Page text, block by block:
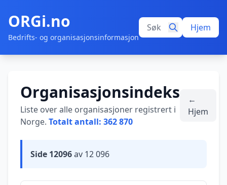
ORGi.no
Bedrifts- og organisasjonsinformasjon
Hjem
Organisasjonsindeks
Liste over alle organisasjoner registrert i
Norge. Totalt antall: 362 870
←
Hjem
Side 12096av 12 096